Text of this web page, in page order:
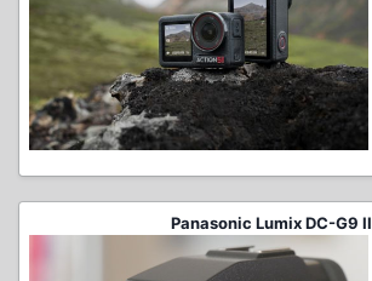
Panasonic Lumix DC-G9 II